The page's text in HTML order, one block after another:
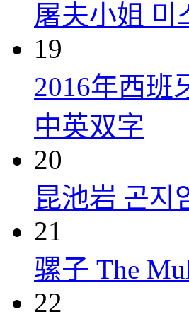
屠夫小姐 미
19
2016年西班
中英双字
20
昆池岩 곤지
21
骡子 The
22